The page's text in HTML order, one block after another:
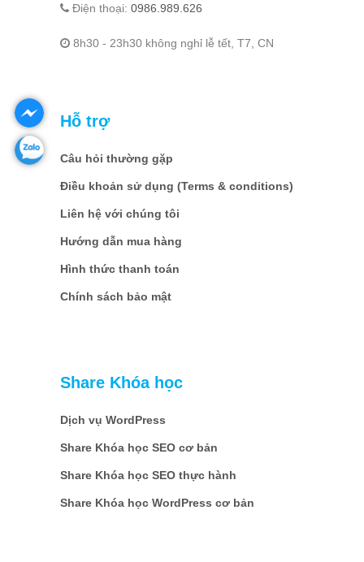
Điện thoại: 0986.989.626
8h30 - 23h30 không nghỉ lễ tết, T7, CN
Hỗ trợ
Câu hỏi thường gặp
Điều khoản sử dụng (Terms & conditions)
Liên hệ với chúng tôi
Hướng dẫn mua hàng
Hình thức thanh toán
Chính sách bảo mật
Share Khóa học
Dịch vụ WordPress
Share Khóa học SEO cơ bản
Share Khóa học SEO thực hành
Share Khóa học WordPress cơ bản